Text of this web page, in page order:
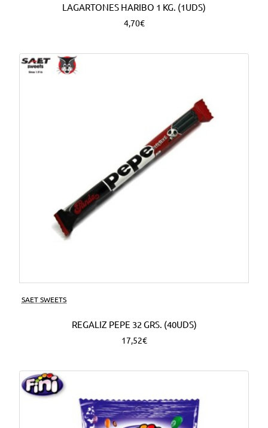
LAGARTONES HARIBO 1 KG. (1UDS)
4,70€
SAET SWEETS
REGALIZ PEPE 32 GRS. (40UDS)
17,52€